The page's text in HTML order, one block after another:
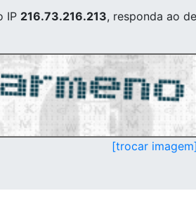
IP 216.73.216.213, responda ao
[trocar imagem]